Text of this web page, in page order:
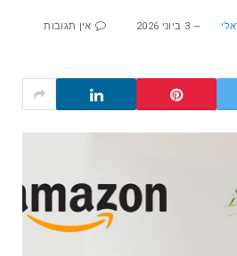
3 ביוני 2026 אין תגובות